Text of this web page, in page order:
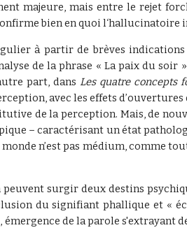
majeure, mais entre le rejet
bien en quoi
à partir de brèves indications
de la phrase « La paix du
part, dansLes quatre concepts
avec les effets d’ouvertures
de la perception. Mais, de
– caractérisant un état
n’est pas médium, comme tout
surgir deux destins
du signifiant phallique et «
de la parole s'extrayant